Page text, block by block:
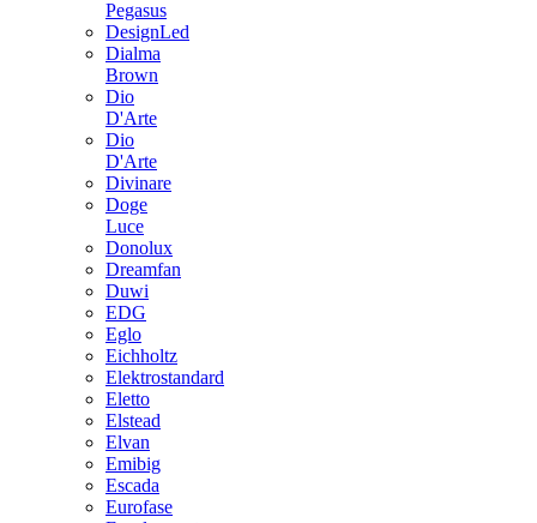
Pegasus
DesignLed
Dialma
Brown
Dio
D'Arte
Dio
D'Arte
Divinare
Doge
Luce
Donolux
Dreamfan
Duwi
EDG
Eglo
Eichholtz
Elektrostandard
Eletto
Elstead
Elvan
Emibig
Escada
Eurofase